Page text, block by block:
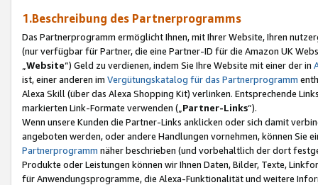
1.Beschreibung des Partnerprogramms
Das Partnerprogramm ermöglicht Ihnen, mit Ihrer Website, Ihren
(nur verfügbar für Partner, die eine Partner-ID für die Amazon UK
Website“) Geld zu verdienen, indem Sie Ihre Website mit einer der in
ist, einer anderen im Vergütungskatalog für das Partnerprogramm
Alexa Skill (über das Alexa Shopping Kit) verlinken. Entsprechende
markierten Link-Formate verwenden („ Partner-Links“).
Wenn unsere Kunden die Partner-Links anklicken oder sich damit
angeboten werden, oder andere Handlungen vornehmen, können Sie
Partnerprogramm näher beschrieben (und vorbehaltlich der dort
Produkte oder Leistungen können wir Ihnen Daten, Bilder, Texte,
für Anwendungsprogramme, die Alexa-Funktionalität und weitere